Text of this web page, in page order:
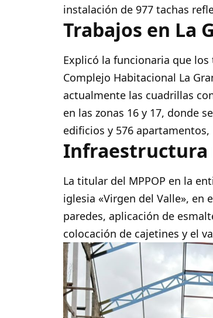
instalación de 977 tachas
Trabajos en La
Explicó la funcionaria que
Complejo Habitacional La
actualmente las cuadrillas
en las zonas 16 y 17, donde
edificios y 576
Infraestructura
La titular del MPPOP en la
iglesia «Virgen del Valle», en
paredes, aplicación de
colocación de cajetines y el